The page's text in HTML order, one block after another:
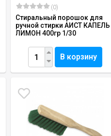
(0)
Стиральный порошок для
ручной стирки АИСТ КАПЕЛЬ
ЛИМОН 400гр 1/30
В корзину